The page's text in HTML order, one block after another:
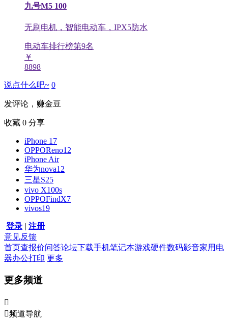
九号M5 100
无刷电机，智能电动车，IPX5防水
电动车排行榜第9名
￥
8898
说点什么吧~ 0
发评论，赚金豆
收藏 0 分享
iPhone 17
OPPOReno12
iPhone Air
华为nova12
三星S25
vivo X100s
OPPOFindX7
vivos19
登录 | 注册
意见反馈
首页查报价问答论坛下载手机笔记本游戏硬件数码影音家用电
器办公打印 更多
更多频道

频道导航